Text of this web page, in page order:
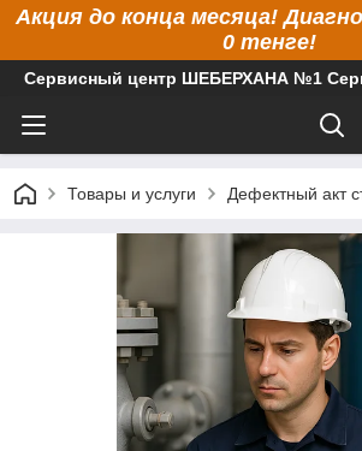
Акция до конца месяца!
0 тенге!
Сервисный центр ШЕБЕРХАНА №1
Товары и услуги Дефектный акт